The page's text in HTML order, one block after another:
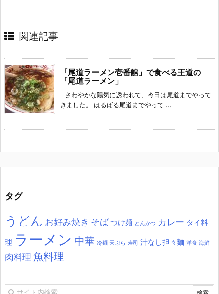
関連記事
「尾道ラーメン壱番館」で食べる王道の
「尾道ラーメン」
さわやかな陽気に誘われて、今日は尾道までやって
きました。 はるばる尾道までやって ...
タグ
うどん お好み焼き そば つけ麺 とんかつ カレー タイ料
理 ラーメン 中華 冷麺 天ぷら 寿司 汁なし担々麺 洋食 海鮮
肉料理 魚料理